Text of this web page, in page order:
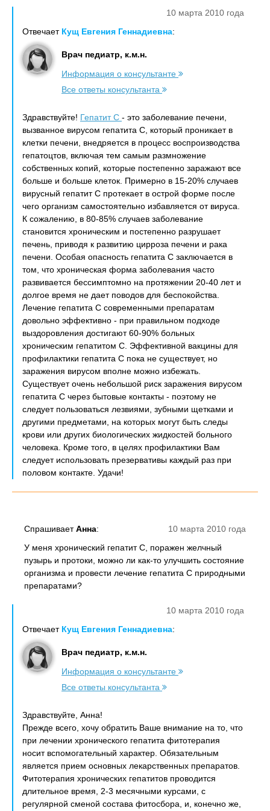
10 марта 2010 года
Отвечает Кущ Евгения Геннадиевна:
Врач педиатр, к.м.н.
Информация о консультанте
Все ответы консультанта
Здравствуйте! Гепатит С - это заболевание печени,
вызванное вирусом гепатита С, который проникает в
клетки печени, внедряется в процесс воспроизводства
гепатоцтов, включая тем самым размножение
собственных копий, которые постепенно заражают все
больше и больше клеток. Примерно в 15-20% случаев
вирусный гепатит С протекает в острой форме после
чего организм самостоятельно избавляется от вируса.
К сожалению, в 80-85% случаев заболевание
становится хроническим и постепенно разрушает
печень, приводя к развитию цирроза печени и рака
печени. Особая опасность гепатита С заключается в
том, что хроническая форма заболевания часто
развивается бессимптомно на протяжении 20-40 лет и
долгое время не дает поводов для беспокойства.
Лечение гепатита С современными препаратам
довольно эффективно - при правильном подходе
выздоровления достигают 60-90% больных
хроническим гепатитом С. Эффективной вакцины для
профилактики гепатита С пока не существует, но
заражения вирусом вполне можно избежать.
Существует очень небольшой риск заражения вирусом
гепатита С через бытовые контакты - поэтому не
следует пользоваться лезвиями, зубными щетками и
другими предметами, на которых могут быть следы
крови или других биологических жидкостей больного
человека. Кроме того, в целях профилактики Вам
следует использовать презервативы каждый раз при
половом контакте. Удачи!
10 марта 2010 года
СпрашиваетАнна:
У меня хронический гепатит С, поражен желчный
пузырь и протоки, можно ли как-то улучшить состояние
организма и провести лечение гепатита С природными
препаратами?
10 марта 2010 года
Отвечает Кущ Евгения Геннадиевна:
Врач педиатр, к.м.н.
Информация о консультанте
Все ответы консультанта
Здравствуйте, Анна!
Прежде всего, хочу обратить Ваше внимание на то, что
при лечении хронического гепатита фитотерапия
носит вспомогательный характер. Обязательным
является прием основных лекарственных препаратов.
Фитотерапия хронических гепатитов проводится
длительное время, 2-3 месячными курсами, с
регулярной сменой состава фитосбора, и, конечно же,